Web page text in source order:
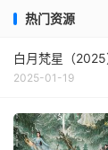
热门资源
白月梵星（
2025-01-19